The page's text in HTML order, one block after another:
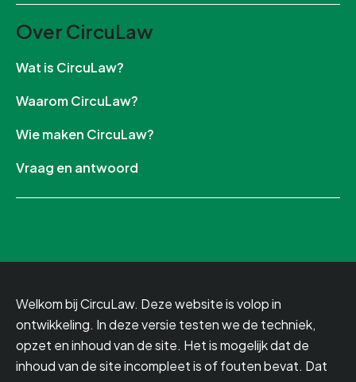
Over CircuLaw
Wat is CircuLaw?
Waarom CircuLaw?
Wie maken CircuLaw?
Vraag en antwoord
Welkom bij CircuLaw. Deze website is volop in
ontwikkeling. In deze versie testen we de techniek,
opzet en inhoud van de site. Het is mogelijk dat de
inhoud van de site incompleet is of fouten bevat. Dat